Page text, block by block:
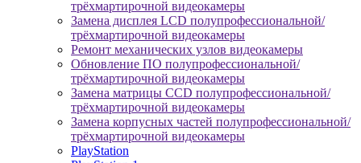
трёхмартирочной видеокамеры
Замена дисплея LCD полупрофессиональной/
трёхмартирочной видеокамеры
Ремонт механических узлов видеокамеры
Обновление ПО полупрофессиональной/
трёхмартирочной видеокамеры
Замена матрицы CCD полупрофессиональной/
трёхмартирочной видеокамеры
Замена корпусных частей полупрофессиональной/
трёхмартирочной видеокамеры
PlayStation